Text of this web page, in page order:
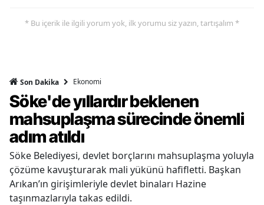
* Bu içerik ile ilgili yorum yok, ilk yorumu siz yazın, tartışalım *
Son Dakika Ekonomi
Söke'de yıllardır beklenen
mahsuplaşma sürecinde önemli
adım atıldı
Söke Belediyesi, devlet borçlarını mahsuplaşma yoluyla
çözüme kavuşturarak mali yükünü hafifletti. Başkan
Arıkan’ın girişimleriyle devlet binaları Hazine
taşınmazlarıyla takas edildi.